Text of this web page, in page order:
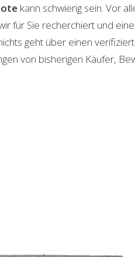
kann schwierig sein. Vor
für Sie recherchiert und
geht über einen
von bisherigen Käufer,